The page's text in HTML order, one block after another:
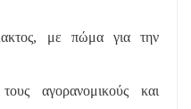
με πώμα για την
αγορανομικούς και